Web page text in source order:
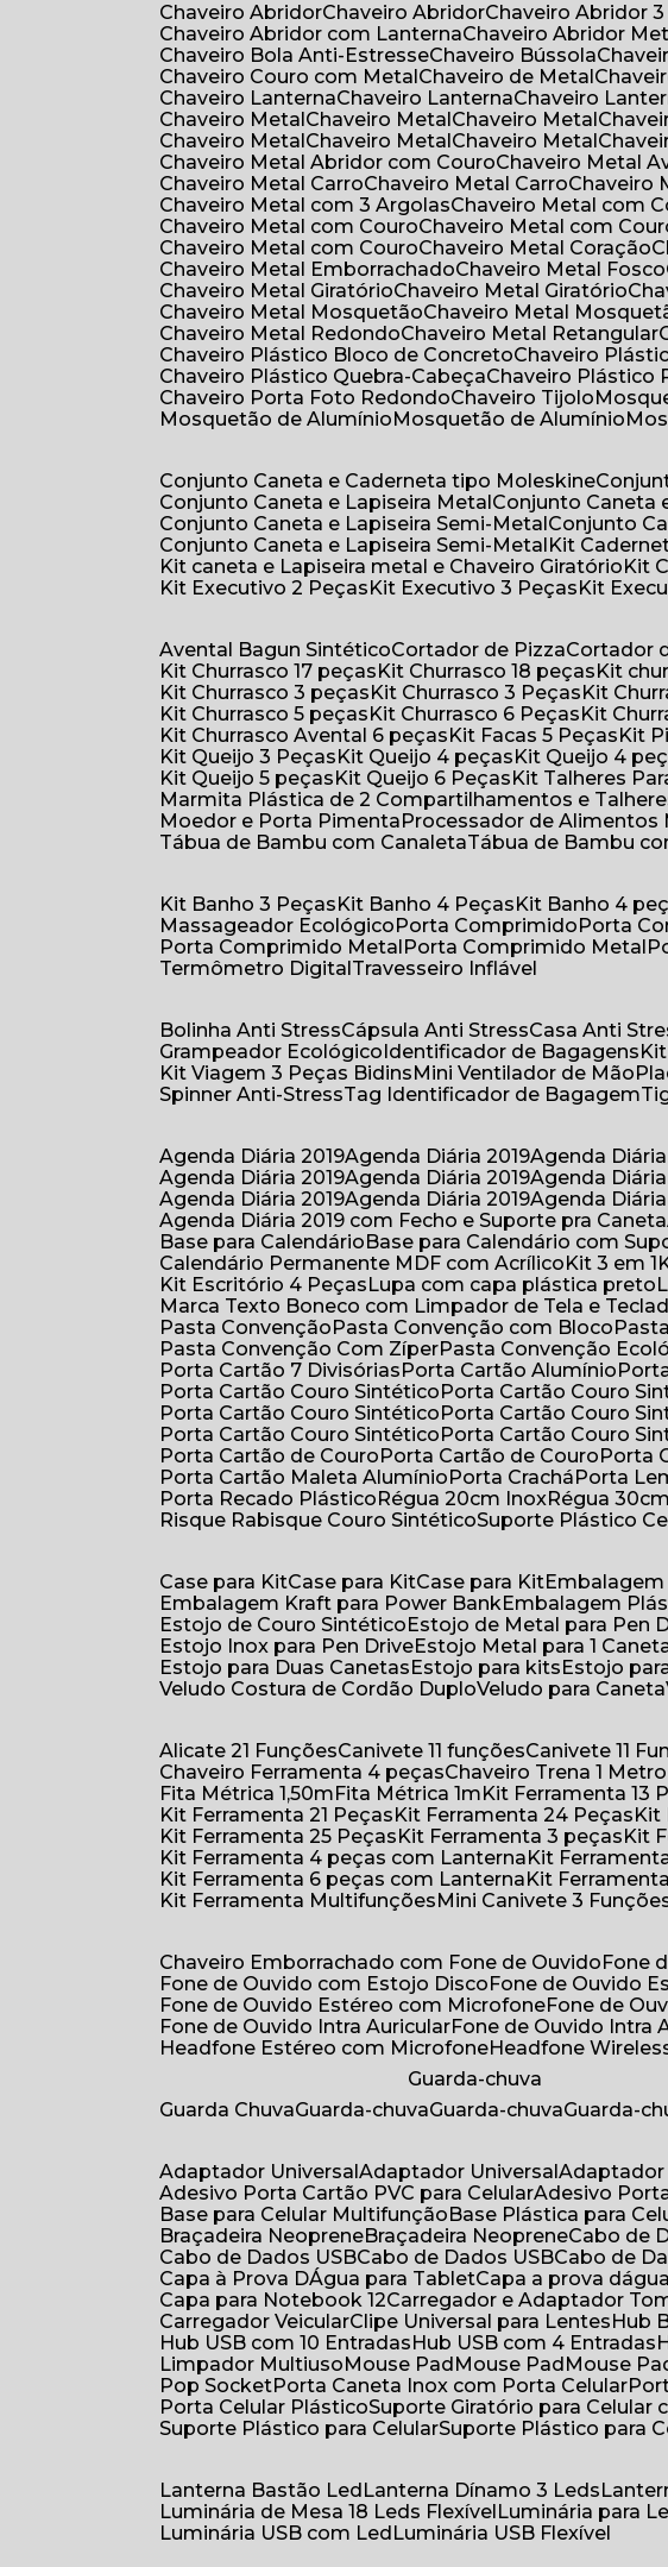
Chaveiro Abridor
Chaveiro Abridor Chaveiro Abridor 3
Chaveiro Abridor com Lanterna
Chaveiro Abridor
Chaveiro Bola Anti-Estresse
Chaveiro Bússola
Chaveiro Couro com Metal
Chaveiro de Metal
Chaveiro Lanterna
Chaveiro Lanterna Chaveiro
Chaveiro Metal
Chaveiro Metal Chaveiro Metal
Chaveiro Metal
Chaveiro Metal Chaveiro Metal
Chaveiro Metal Abridor com Couro
Chaveiro Metal
Chaveiro Metal Carro
Chaveiro Metal Carro Chaveiro
Chaveiro Metal com 3 Argolas
Chaveiro Metal com
Chaveiro Metal com Couro
Chaveiro Metal com
Chaveiro Metal com Couro
Chaveiro Metal Coração
Chaveiro Metal Emborrachado
Chaveiro Metal Fosco
Chaveiro Metal Giratório
Chaveiro Metal Giratório
Chaveiro Metal Mosquetão
Chaveiro Metal
Chaveiro Metal Redondo
Chaveiro Metal Retangular
Chaveiro Plástico Bloco de Concreto
Chaveiro
Chaveiro Plástico Quebra-Cabeça
Chaveiro Plástico
Chaveiro Porta Foto Redondo
Chaveiro Tijolo
Mosquetão de Alumínio
Mosquetão de Alumínio
Conjunto Caneta e Caderneta tipo Moleskine
Conjunto Caneta e Lapiseira Metal
Conjunto
Conjunto Caneta e Lapiseira Semi-Metal
Conjunto
Conjunto Caneta e Lapiseira Semi-Metal
Kit
Kit caneta e Lapiseira metal e Chaveiro Giratório
Kit
Kit Executivo 2 Peças
Kit Executivo 3 Peças Kit
Avental Bagun Sintético
Cortador de Pizza Cortador
Kit Churrasco 17 peças
Kit Churrasco 18 peças Kit
Kit Churrasco 3 peças
Kit Churrasco 3 Peças Kit
Kit Churrasco 5 peças
Kit Churrasco 6 Peças Kit
Kit Churrasco Avental 6 peças
Kit Facas 5 Peças Kit
Kit Queijo 3 Peças
Kit Queijo 4 peças Kit Queijo 4
Kit Queijo 5 peças
Kit Queijo 6 Peças Kit Talheres
Marmita Plástica de 2 Compartilhamentos e
Moedor e Porta Pimenta
Processador de Alimentos
Tábua de Bambu com Canaleta
Tábua de Bambu
Kit Banho 3 Peças
Kit Banho 4 Peças Kit Banho 4
Massageador Ecológico
Porta Comprimido Porta
Porta Comprimido Metal
Porta Comprimido Metal
Termômetro Digital
Travesseiro Inflável
Bolinha Anti Stress
Cápsula Anti Stress Casa Anti
Grampeador Ecológico Identificador de Bagagens
Kit Viagem 3 Peças Bidins
Mini Ventilador de Mão
Spinner Anti-Stress
Tag Identificador de Bagagem
Agenda Diária 2019
Agenda Diária 2019 Agenda
Agenda Diária 2019
Agenda Diária 2019 Agenda
Agenda Diária 2019
Agenda Diária 2019 Agenda
Agenda Diária 2019 com Fecho e Suporte pra Caneta
Base para Calendário
Base para Calendário com
Calendário Permanente MDF com Acrílico
Kit 3 em 1
Kit Escritório 4 Peças
Lupa com capa plástica preto
Marca Texto Boneco com Limpador de Tela e
Pasta Convenção
Pasta Convenção com Bloco
Pasta Convenção Com Zíper
Pasta Convenção
Porta Cartão 7 Divisórias
Porta Cartão Alumínio
Porta Cartão Couro Sintético
Porta Cartão Couro
Porta Cartão Couro Sintético
Porta Cartão Couro
Porta Cartão Couro Sintético
Porta Cartão Couro
Porta Cartão de Couro
Porta Cartão de Couro
Porta Cartão Maleta Alumínio
Porta Crachá Porta
Porta Recado Plástico
Régua 20cm Inox Régua
Risque Rabisque Couro Sintético
Suporte Plástico
Case para Kit
Case para Kit Case para Kit
Embalagem Kraft para Power Bank
Embalagem
Estojo de Couro Sintético
Estojo de Metal para Pen
Estojo Inox para Pen Drive
Estojo Metal para 1
Estojo para Duas Canetas
Estojo para kits Estojo
Veludo Costura de Cordão Duplo Veludo para Caneta
Alicate 21 Funções
Canivete 11 funções Canivete 11
Chaveiro Ferramenta 4 peças
Chaveiro Trena 1
Fita Métrica 1,50m
Fita Métrica 1m Kit Ferramenta 13
Kit Ferramenta 21 Peças
Kit Ferramenta 24 Peças
Kit Ferramenta 25 Peças
Kit Ferramenta 3 peças Kit
Kit Ferramenta 4 peças com Lanterna
Kit
Kit Ferramenta 6 peças com Lanterna
Kit
Kit Ferramenta Multifunções
Mini Canivete 3
Chaveiro Emborrachado com Fone de Ouvido
Fone
Fone de Ouvido com Estojo Disco
Fone de Ouvido
Fone de Ouvido Estéreo com Microfone Fone de
Fone de Ouvido Intra Auricular Fone de Ouvido Intra
Headfone Estéreo com Microfone
Headfone
Guarda-chuva
Guarda Chuva
Guarda-chuva Guarda-chuva
Guarda-
Adaptador Universal
Adaptador Universal
Adesivo Porta Cartão PVC para Celular
Adesivo
Base para Celular Multifunção
Base Plástica para
Braçadeira Neoprene
Braçadeira Neoprene Cabo de
Cabo de Dados USB
Cabo de Dados USB Cabo de
Capa à Prova DÁgua para Tablet
Capa a prova
Capa para Notebook 12
Carregador e Adaptador
Carregador Veicular
Clipe Universal para Lentes
Hub USB com 10 Entradas
Hub USB com 4 Entradas
Limpador Multiuso
Mouse Pad Mouse Pad Mouse
Pop Socket
Porta Caneta Inox com Porta Celular
Porta Celular Plástico
Suporte Giratório para Celular
Suporte Plástico para Celular Suporte Plástico para
Lanterna Bastão Led
Lanterna Dínamo 3 Leds
Luminária de Mesa 18 Leds Flexível
Luminária para
Luminária USB com Led
Luminária USB Flexível